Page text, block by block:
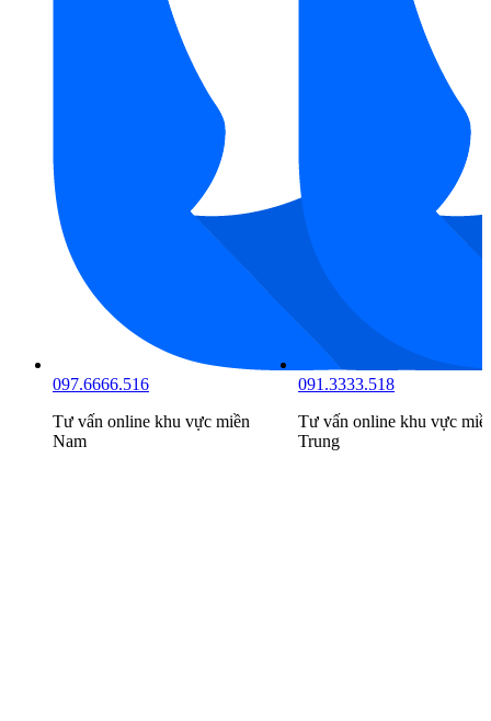
097.6666.516
Tư vấn online khu vực miền
Nam
091.3333.518
Tư vấn online khu vực
Trung